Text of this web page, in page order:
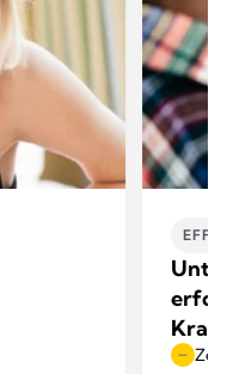
Zeit